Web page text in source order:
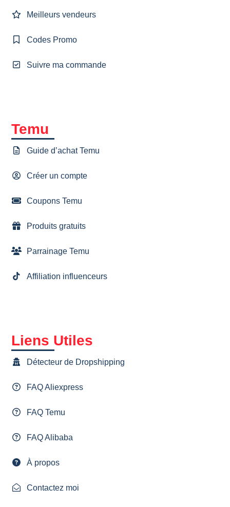
Meilleurs vendeurs
Codes Promo
Suivre ma commande
Temu
Guide d’achat Temu
Créer un compte
Coupons Temu
Produits gratuits
Parrainage Temu
Affiliation influenceurs
Liens Utiles
Détecteur de Dropshipping
FAQ Aliexpress
FAQ Temu
FAQ Alibaba
À propos
Contactez moi